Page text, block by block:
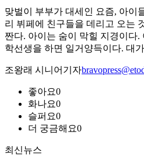
맞벌이 부부가 대세인 요즘, 아이
리 뷔페에 친구들을 데리고 오는
짠다. 아이는 숨이 막힐 지경이다
학선생을 하면 일거양득이다. 대
조왕래 시니어기자
좋아요0
화나요0
슬퍼요0
더 궁금해요0
최신뉴스